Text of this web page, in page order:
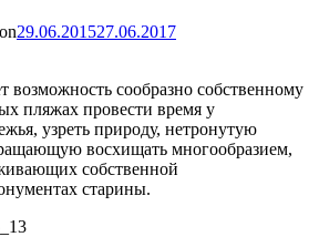
29.06.201527.06.2017
сообразно собственному
пляжах провести время у
узреть природу, нетронутую
восхищать многообразием,
собственной
старины.